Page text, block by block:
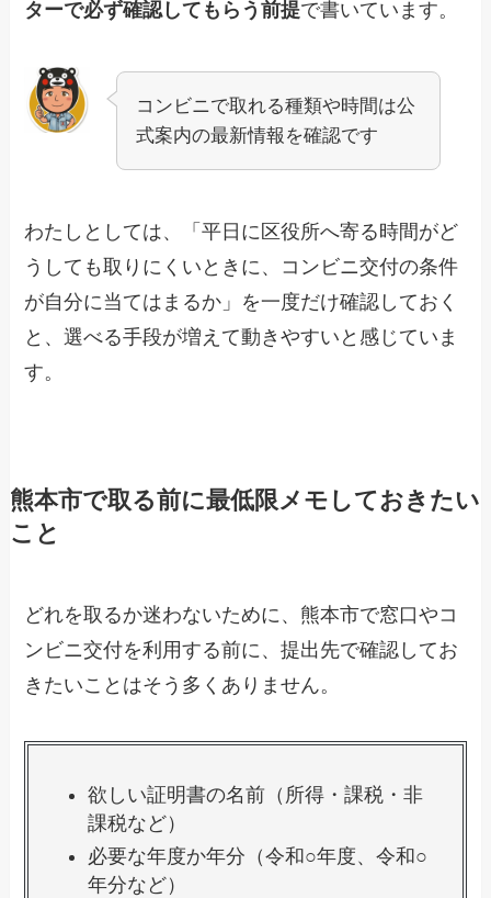
ターで必ず確認してもらう前提で書いています。
コンビニで取れる種類や時間は公
式案内の最新情報を確認です
わたしとしては、「平日に区役所へ寄る時間がど
うしても取りにくいときに、コンビニ交付の条件
が自分に当てはまるか」を一度だけ確認しておく
と、選べる手段が増えて動きやすいと感じていま
す。
熊本市で取る前に最低限メモしておきたい
こと
どれを取るか迷わないために、熊本市で窓口やコ
ンビニ交付を利用する前に、提出先で確認してお
きたいことはそう多くありません。
欲しい証明書の名前（所得・課税・非
課税など）
必要な年度か年分（令和○年度、令和○
年分など）